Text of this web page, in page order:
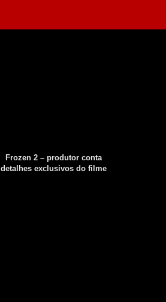
Frozen 2 – produtor conta
detalhes exclusivos do filme